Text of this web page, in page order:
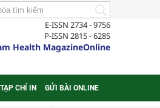
E-ISSN 2734 - 9756
P-ISSN 2815 - 6285
Health MagazineOnline
TẠP CHÍ IN GỬI BÀI ONLINE